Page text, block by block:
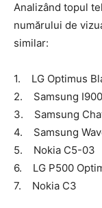
Analizând topul
numărului de
similar:
1. LG Optimus
2. Samsung
3. Samsung
4. Samsung
5. Nokia C5-03
6. LG P500
7. Nokia C3